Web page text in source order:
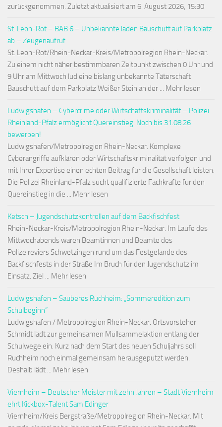
zurückgenommen. Zuletzt aktualisiert am 6. August 2026, 15:30
St. Leon-Rot – BAB 6 – Unbekannte laden Bauschutt auf Parkplatz
ab – Zeugenaufruf
St. Leon-Rot/Rhein-Neckar-Kreis/Metropolregion Rhein-Neckar.
Zu einem nicht näher bestimmbaren Zeitpunkt zwischen 0 Uhr und
9 Uhr am Mittwoch lud eine bislang unbekannte Täterschaft
Bauschutt auf dem Parkplatz Weißer Stein an der ... Mehr lesen
Ludwigshafen – Cybercrime oder Wirtschaftskriminalität – Polizei
Rheinland-Pfalz ermöglicht Quereinstieg. Noch bis 31.08.26
bewerben!
Ludwigshafen/Metropolregion Rhein-Neckar. Komplexe
Cyberangriffe aufklären oder Wirtschaftskriminalität verfolgen und
mit Ihrer Expertise einen echten Beitrag für die Gesellschaft leisten:
Die Polizei Rheinland-Pfalz sucht qualifizierte Fachkräfte für den
Quereinstieg in die ... Mehr lesen
Ketsch – Jugendschutzkontrollen auf dem Backfischfest
Rhein-Neckar-Kreis/Metropolregion Rhein-Neckar. Im Laufe des
Mittwochabends waren Beamtinnen und Beamte des
Polizeireviers Schwetzingen rund um das Festgelände des
Backfischfests in der Straße Im Bruch für den Jugendschutz im
Einsatz. Ziel ... Mehr lesen
Ludwigshafen – Sauberes Ruchheim: „Sommeredition zum
Schulbeginn“
Ludwigshafen / Metropolregion Rhein-Neckar. Ortsvorsteher
Schmidt lädt zur gemeinsamen Müllsammelaktion entlang der
Schulwege ein. Kurz nach dem Start des neuen Schuljahrs soll
Ruchheim noch einmal gemeinsam herausgeputzt werden.
Deshalb lädt ... Mehr lesen
Viernheim – Deutscher Meister mit zehn Jahren – Stadt Viernheim
ehrt Kickbox-Talent Sam Edinger
Viernheim/Kreis Bergstraße/Metropolregion Rhein-Neckar. Mit